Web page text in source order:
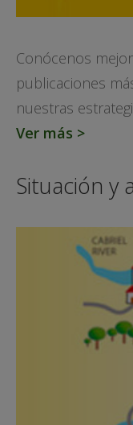
Conócenos
publicaciones
nuestras
Ver más >
Situación y